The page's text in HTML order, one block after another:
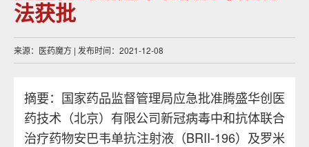
法获批
来源：医药魔方 | 发布时间：2021-12-08
摘要：国家药品监督管理局应急批准腾盛华创医
药技术（北京）有限公司新冠病毒中和抗体联合
治疗药物安巴韦单抗注射液（BRII-196）及罗米